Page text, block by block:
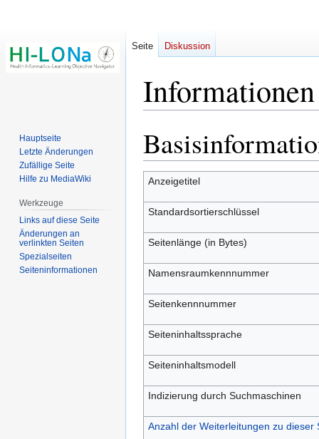
Navigation
springen
Suche
springen
Anzeigetitel
Standardsortierschlüssel
Seitenlänge (in Bytes)
Namensraumkennnummer
Seitenkennnummer
Seiteninhaltssprache
Seiteninhaltsmodell
Indizierung durch Suchmaschinen
Anzahl der Weiterleitungen zu dieser
Seite Diskussion
Hauptseite
Letzte Änderungen
Zufällige Seite
Hilfe zu MediaWiki
Werkzeuge
Links auf diese Seite
Änderungen an
verlinkten Seiten
Spezialseiten
Seiten­­informationen